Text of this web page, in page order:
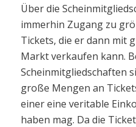
Über die
immerhin Zugang zu
Tickets, die er dann mit
Markt verkaufen kann.
Scheinmitgliedschaften
große Mengen an
einer eine veritable
haben mag. Da die